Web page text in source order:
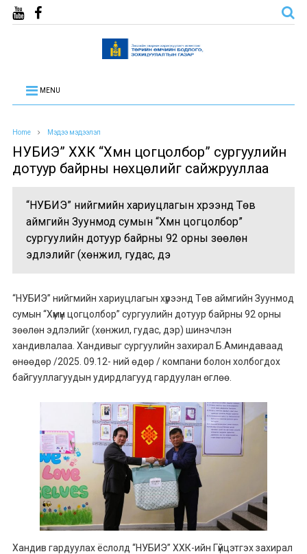
MENU
Home Мэдээ мэдээлэл
НУБИЭ” ХХК “Хүмүүн цогцолбор” сургуулийн
дотуур байрны нөхцөлийг сайжрууллаа
“НУБИЭ” нийгмийн хариуцлагын хүрээнд Төв
аймгийн Зуунмод сумын “Хүмүүн цогцолбор”
сургуулийн дотуур байрны 92 орны зөөлөн
эдлэлийг (хөнжил, гудас, дэ
“НУБИЭ” нийгмийн хариуцлагын хүрээнд Төв аймгийн Зуунмод
сумын “Хүмүүн цогцолбор” сургуулийн дотуур байрны 92 орны
зөөлөн эдлэлийг (хөнжил, гудас, дэр) шинэчлэн
хандивлалаа. Хандивыг сургуулийн захирал Б.Аминдаваад
өнөөдөр /2025. 09.12- ний өдөр / компани болон холбогдох
байгууллагуудын удирдлагууд гардуулан өглөө.
Хандив гардуулах ёслолд “НУБИЭ” ХХК-ийн Гүйцэтгэх захирал